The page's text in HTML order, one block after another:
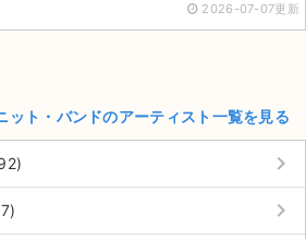
2026-07-07更新
ット・バンドのアーティスト一覧を見る
keyboard_arrow_right
keyboard_arrow_right